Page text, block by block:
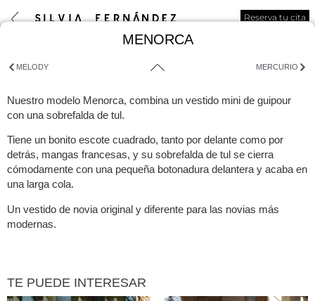
Reserva tu cita
MELODY MERCURIO
MENORCA
Nuestro modelo Menorca, combina un vestido mini de guipour
con una sobrefalda de tul.
Tiene un bonito escote cuadrado, tanto por delante como por
detrás, mangas francesas, y su sobrefalda de tul se cierra
cómodamente con una pequeña botonadura delantera y acaba en
una larga cola.
Un vestido de novia original y diferente para las novias más
modernas.
TE PUEDE INTERESAR